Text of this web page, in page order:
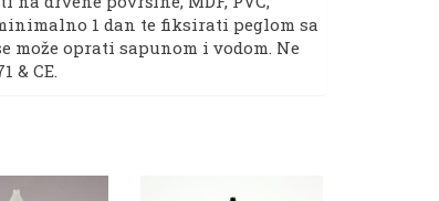
1 dan te fiksirati peglom sa
oprati sapunom i vodom. Ne
& CE.